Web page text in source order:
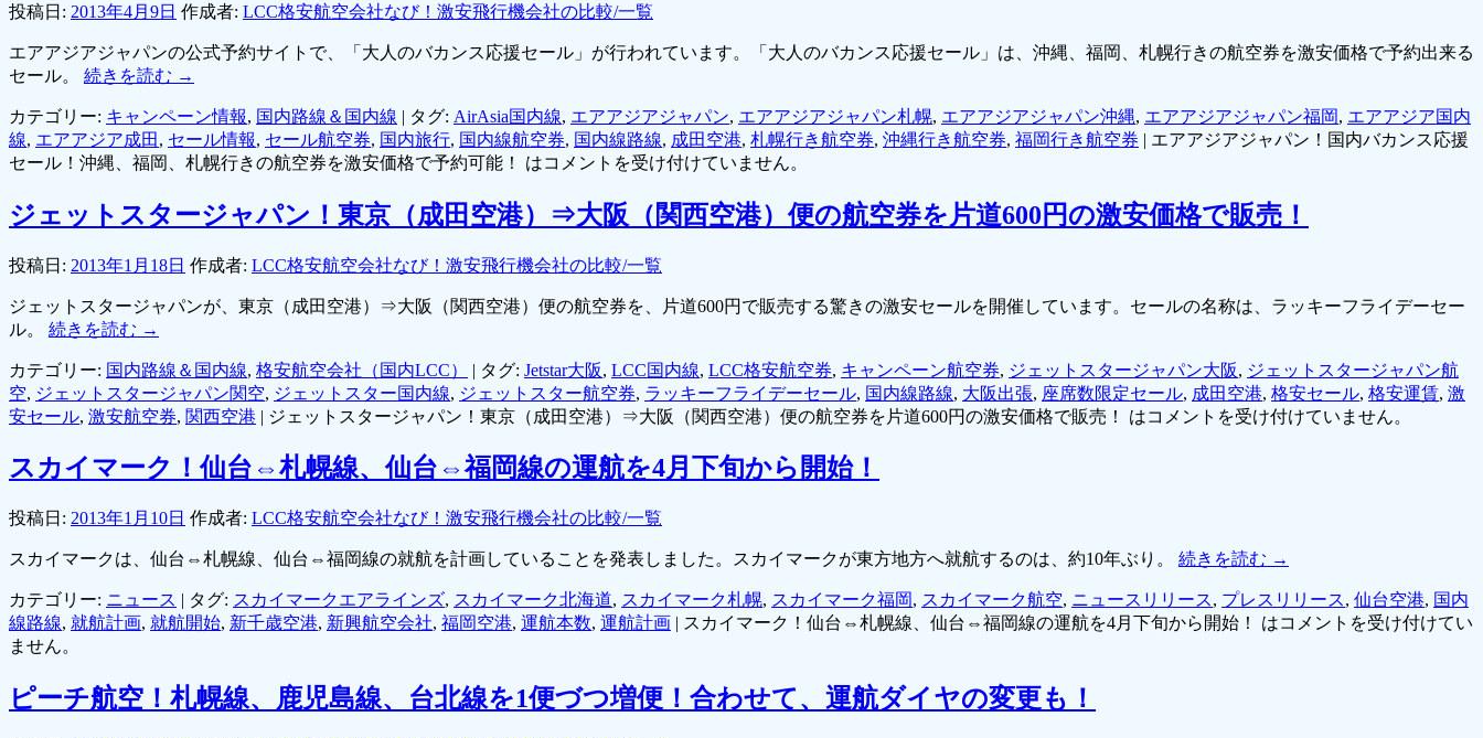
投稿日: 2013年4月9日 作成者: LCC格安航空会社なび！激安飛行機会社の比較/一覧
エアアジアジャパンの公式予約サイトで、「大人のバカンス応援セール」が行われています。「大人のバカンス応援セール」は、沖縄、福岡、札幌行きの航空券を激安価格で予約出来る
セール。 続きを読む →
カテゴリー: キャンペーン情報, 国内路線＆国内線 | タグ: AirAsia国内線, エアアジアジャパン, エアアジアジャパン札幌, エアアジアジャパン沖縄, エアアジアジャパン福岡, エアアジア国内
線, エアアジア成田 , セール情報, セール航空券, 国内旅行, 国内線航空券, 国内線路線, 成田空港, 札幌行き航空券, 沖縄行き航空券, 福岡行き航空券 | エアアジアジャパン！国内バカンス応援
セール！沖縄、福岡、札幌行きの航空券を激安価格で予約可能！ はコメントを受け付けていません。
ジェットスタージャパン！東京（成田空港）⇒大阪（関西空港）便の航空券を片道600円の激安価格で販売！
投稿日: 2013年1月18日 作成者: LCC格安航空会社なび！激安飛行機会社の比較/一覧
ジェットスタージャパンが、東京（成田空港）⇒大阪（関西空港）便の航空券を、片道600円で販売する驚きの激安セールを開催しています。セールの名称は、ラッキーフライデーセー
ル。 続きを読む →
カテゴリー: 国内路線＆国内線, 格安航空会社（国内LCC） | タグ: Jetstar大阪, LCC国内線, LCC格安航空券, キャンペーン航空券, ジェットスタージャパン大阪, ジェットスタージャパン航
空, ジェットスタージャパン関空, ジェットスター国内線, ジェットスター航空券, ラッキーフライデーセール, 国内線路線, 大阪出張, 座席数限定セール, 成田空港, 格安セール, 格安運賃, 激
安セール, 激安航空券, 関西空港 | ジェットスタージャパン！東京（成田空港）⇒大阪（関西空港）便の航空券を片道600円の激安価格で販売！ はコメントを受け付けていません。
スカイマーク！仙台⇔札幌線、仙台⇔福岡線の運航を4月下旬から開始！
投稿日: 2013年1月10日 作成者: LCC格安航空会社なび！激安飛行機会社の比較/一覧
スカイマークは、仙台⇔札幌線、仙台⇔福岡線の就航を計画していることを発表しました。スカイマークが東方地方へ就航するのは、約10年ぶり。 続きを読む →
カテゴリー: ニュース | タグ: スカイマークエアラインズ, スカイマーク北海道, スカイマーク札幌, スカイマーク福岡, スカイマーク航空, ニュースリリース, プレスリリース, 仙台空港, 国内
線路線, 就航計画, 就航開始, 新千歳空港, 新興航空会社, 福岡空港, 運航本数, 運航計画 | スカイマーク！仙台⇔札幌線、仙台⇔福岡線の運航を4月下旬から開始！ はコメントを受け付けてい
ません。
ピーチ航空！札幌線、鹿児島線、台北線を1便づつ増便！合わせて、運航ダイヤの変更も！